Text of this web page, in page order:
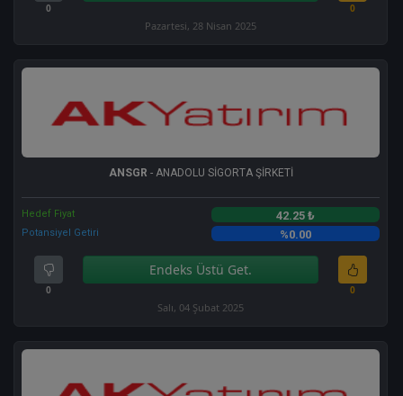
0 0
Pazartesi, 28 Nisan 2025
ANSGR - ANADOLU SİGORTA ŞİRKETİ
Hedef Fiyat 42.25 ₺
Potansiyel Getiri %0.00
0
Endeks Üstü Get.
0
Salı, 04 Şubat 2025